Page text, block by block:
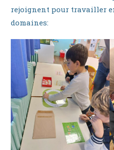
rejoignent pour travailler
domaines: